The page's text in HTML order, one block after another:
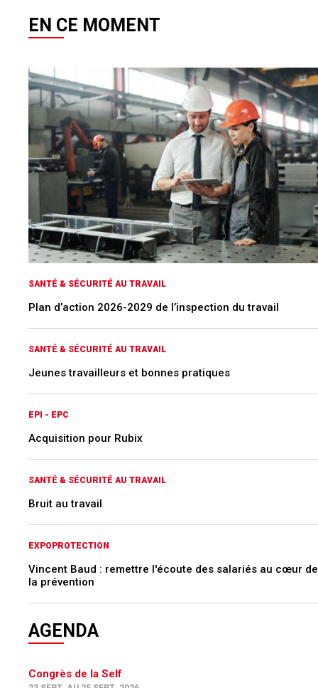
EN CE MOMENT
SANTÉ & SÉCURITÉ AU TRAVAIL
Plan d’action 2026-2029 de l’inspection du travail
SANTÉ & SÉCURITÉ AU TRAVAIL
Jeunes travailleurs et bonnes pratiques
EPI - EPC
Acquisition pour Rubix
SANTÉ & SÉCURITÉ AU TRAVAIL
Bruit au travail
EXPOPROTECTION
Vincent Baud : remettre l'écoute des salariés au cœur de
la prévention
AGENDA
Congrès de la Self